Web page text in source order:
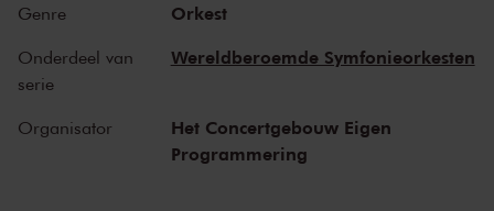
onderhouden. Van Zweden maakt zijn opwachting in Amsterdam
met de Wiener Symphoniker. Hij begeleidt de Nederlandse violiste
, een van haar grote liefdes.
Beethovens Symfonie nr. 5
Beethovens muziek zit in het DNA van de Wiener Symphoniker, de
Genre Orkest
Onderdeel van
serie
Wereldberoemde Symfonieorkesten
Organisator
Het Concertgebouw Eigen
Programmering